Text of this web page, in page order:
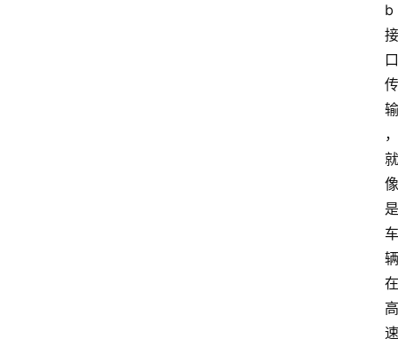
b
接
口
传
输
，
就
像
是
车
辆
在
高
速